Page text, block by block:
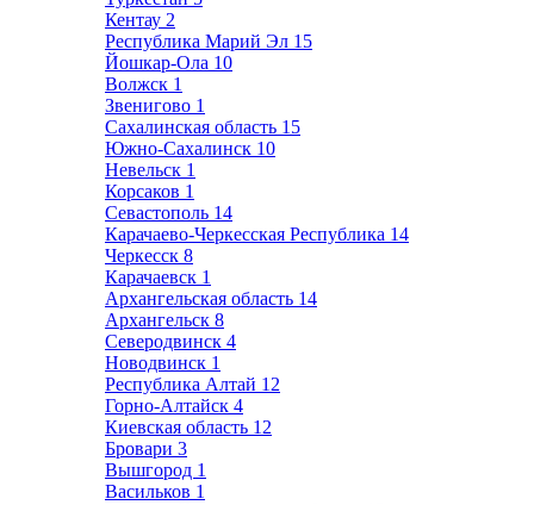
Кентау 2
Республика Марий Эл 15
Йошкар-Ола 10
Волжск 1
Звенигово 1
Сахалинская область 15
Южно-Сахалинск 10
Невельск 1
Корсаков 1
Севастополь 14
Карачаево-Черкесская Республика 14
Черкесск 8
Карачаевск 1
Архангельская область 14
Архангельск 8
Северодвинск 4
Новодвинск 1
Республика Алтай 12
Горно-Алтайск 4
Киевская область 12
Бровари 3
Вышгород 1
Васильков 1